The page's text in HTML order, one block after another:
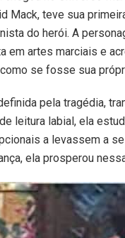
Mack, teve sua
do herói. A
em artes marciais e
se fosse sua
pela tragédia,
leitura labial, ela
a levassem a
ela prosperou